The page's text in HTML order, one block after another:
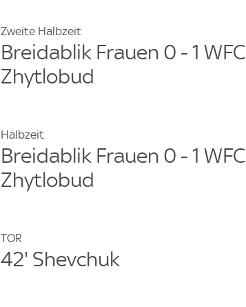
Zweite Halbzeit
Breidablik Frauen 0 - 1 WFC
Zhytlobud
Halbzeit
Breidablik Frauen 0 - 1 WFC
Zhytlobud
TOR
42' Shevchuk